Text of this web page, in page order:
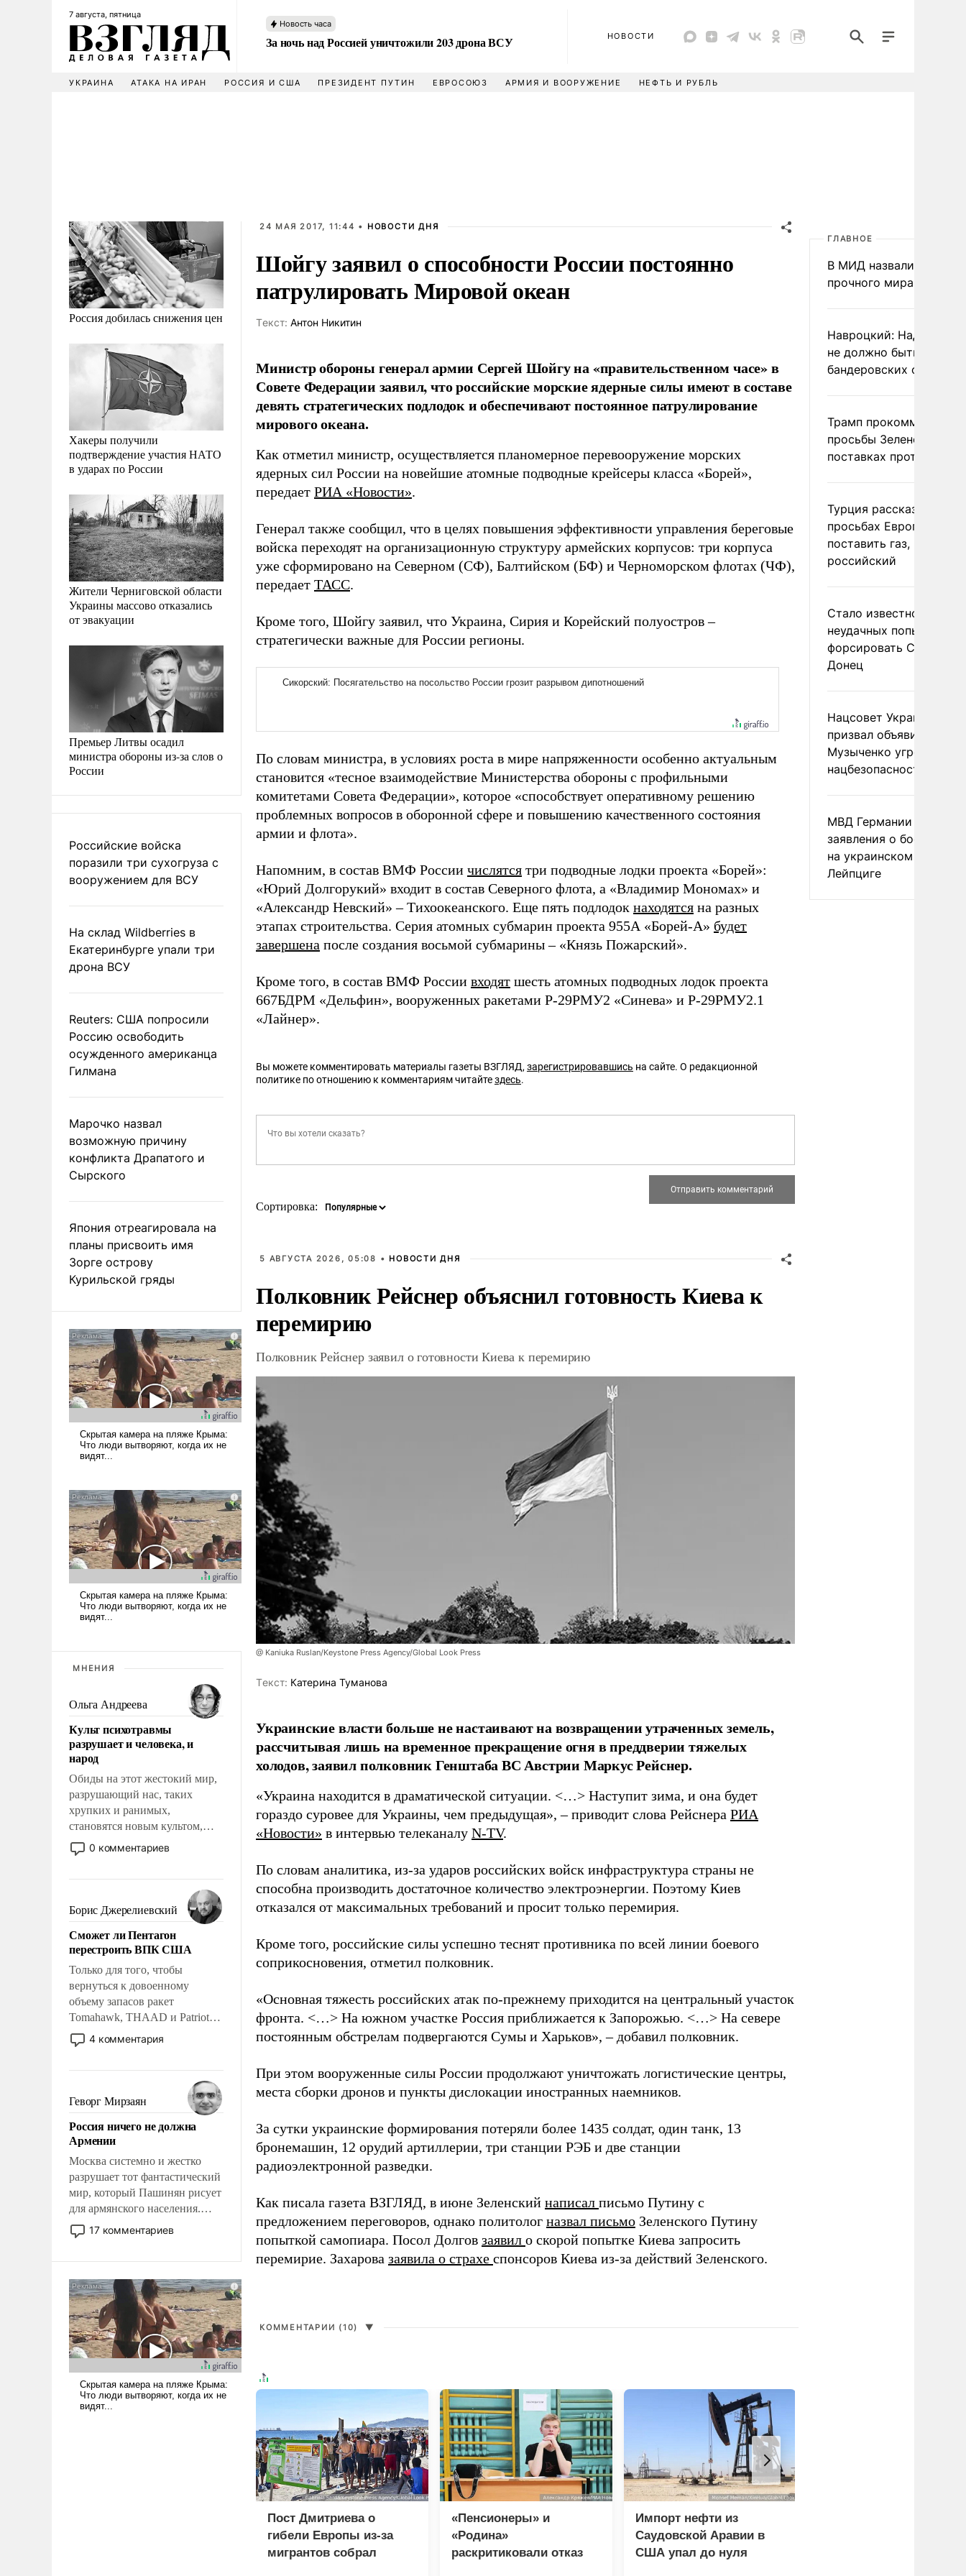
7 августа, пятница
Новость часа
За ночь над Россией уничтожили 203 дрона ВСУ НОВОСТИ
УКРАИНА АТАКА НА ИРАН РОССИЯ И США ПРЕЗИДЕНТ ПУТИН ЕВРОСОЮЗ АРМИЯ И ВООРУЖЕНИЕ НЕФТЬ И РУБЛЬ
Россия добилась снижения цен
Хакеры получили
подтверждение участия НАТО
в ударах по России
Жители Черниговской области
Украины массово отказались
от эвакуации
Премьер Литвы осадил
министра обороны из-за слов о
России
Российские войска
поразили три сухогруза с
вооружением для ВСУ
На склад Wildberries в
Екатеринбурге упали три
дрона ВСУ
Reuters: США попросили
Россию освободить
осужденного американца
Гилмана
Марочко назвал
возможную причину
конфликта Драпатого и
Сырского
Япония отреагировала на
планы присвоить имя
Зорге острову
Курильской гряды
МНЕНИЯ
Ольга Андреева
Культ психотравмы
разрушает и человека, и
народ
Обиды на этот жестокий мир,
разрушающий нас, таких
хрупких и ранимых,
становятся новым культом,
постепенно вытесняя и
отменяя традиционное
мужественным и твердым под
ударами судьбы, брать на себя
ответственность, помогать
слабым, идти вперед и
адаптироваться.
0 комментариев
Борис Джерелиевский
Сможет ли Пентагон
перестроить ВПК США
Только для того, чтобы
вернуться к довоенному
объему запасов ракет
Tomahawk, THAAD и Patriot
США потребуется более трех
лет. Даже небольшая война с
Сложившаяся ситуация
означает многолетний период
уязвимости США, например,
перед Китаем.
4 комментария
Геворг Мирзаян
Россия ничего не должна
Армении
Москва системно и жестко
разрушает тот фантастический
мир, который Пашинян рисует
для армянского населения.
Мир, где политические
прожекты будут безусловно
налогоплательщиков и где
Еревану за свои поступки не
нужно отвечать.
17 комментариев
24 МАЯ 2017, 11:44 • НОВОСТИ ДНЯ
Шойгу заявил о способности России постоянно
патрулировать Мировой океан
Tекст: Антон Никитин
Министр обороны генерал армии Сергей Шойгу на «правительственном часе» в
Совете Федерации заявил, что российские морские ядерные силы имеют в составе
девять стратегических подлодок и обеспечивают постоянное патрулирование
мирового океана.
Как отметил министр, осуществляется планомерное перевооружение морских
ядерных сил России на новейшие атомные подводные крейсеры класса «Борей»,
передает РИА «Новости».
Генерал также сообщил, что в целях повышения эффективности управления береговые
войска переходят на организационную структуру армейских корпусов: три корпуса
уже сформировано на Северном (СФ), Балтийском (БФ) и Черноморском флотах (ЧФ),
передает ТАСС.
Кроме того, Шойгу заявил, что Украина, Сирия и Корейский полуостров –
стратегически важные для России регионы.
По словам министра, в условиях роста в мире напряженности особенно актуальным
становится «тесное взаимодействие Министерства обороны с профильными
комитетами Совета Федерации», которое «способствует оперативному решению
проблемных вопросов в оборонной сфере и повышению качественного состояния
армии и флота».
Напомним, в состав ВМФ России числятся три подводные лодки проекта «Борей»:
«Юрий Долгорукий» входит в состав Северного флота, а «Владимир Мономах» и
«Александр Невский» – Тихоокеанского. Еще пять подлодок находятся на разных
этапах строительства. Серия атомных субмарин проекта 955А «Борей-А» будет
завершена после создания восьмой субмарины – «Князь Пожарский».
Кроме того, в состав ВМФ России входят шесть атомных подводных лодок проекта
667БДРМ «Дельфин», вооруженных ракетами Р-29РМУ2 «Синева» и Р-29РМУ2.1
«Лайнер».
Вы можете комментировать материалы газеты ВЗГЛЯД, зарегистрировавшись на сайте. О редакционной
политике по отношению к комментариям читайтездесь.
Сортировка:
5 АВГУСТА 2026, 05:08 • НОВОСТИ ДНЯ
Полковник Рейснер объяснил готовность Киева к
перемирию
Полковник Рейснер заявил о готовности Киева к перемирию
@ Kaniuka Ruslan/Keystone Press Agency/Global Look Press
Tекст: Катерина Туманова
Украинские власти больше не настаивают на возвращении утраченных земель,
рассчитывая лишь на временное прекращение огня в преддверии тяжелых
холодов, заявил полковник Генштаба ВС Австрии Маркус Рейснер.
«Украина находится в драматической ситуации. <…> Наступит зима, и она будет
гораздо суровее для Украины, чем предыдущая», – приводит слова Рейснера РИА
«Новости» в интервью телеканалу N-TV.
По словам аналитика, из-за ударов российских войск инфраструктура страны не
способна производить достаточное количество электроэнергии. Поэтому Киев
отказался от максимальных требований и просит только перемирия.
Кроме того, российские силы успешно теснят противника по всей линии боевого
соприкосновения, отметил полковник.
«Основная тяжесть российских атак по-прежнему приходится на центральный участок
фронта. <…> На южном участке Россия приближается к Запорожью. <…> На севере
постоянным обстрелам подвергаются Сумы и Харьков», – добавил полковник.
При этом вооруженные силы России продолжают уничтожать логистические центры,
места сборки дронов и пункты дислокации иностранных наемников.
За сутки украинские формирования потеряли более 1435 солдат, один танк, 13
бронемашин, 12 орудий артиллерии, три станции РЭБ и две станции
радиоэлектронной разведки.
Как писала газета ВЗГЛЯД, в июне Зеленский написал письмо Путину с
предложением переговоров, однако политолог назвал письмо Зеленского Путину
попыткой самопиара. Посол Долгов заявил о скорой попытке Киева запросить
перемирие. Захарова заявила о страхе спонсоров Киева из-за действий Зеленского.
КОММЕНТАРИИ (10) ▼
Пост Дмитриева о
гибели Европы из-за
мигрантов собрал
«Пенсионеры» и
«Родина»
раскритиковали отказ
Импорт нефти из
Саудовской Аравии в
США упал до нуля
ГЛАВНОЕ
В МИД назвали условия
прочного мира на
Навроцкий: Над
не должно быть
бандеровских флагов
Трамп
просьбы Зеленского о
поставках
Турция рассказала о
просьбах Европы
поставить газ, но не
российский
Стало известно о
неудачных попытках
форсировать
Донец
Нацсовет Украины по
призвал объявить
Музыченко угрозой
нацбезопасности
МВД Германии отвергло
заявления о
на украинском
Лейпциге